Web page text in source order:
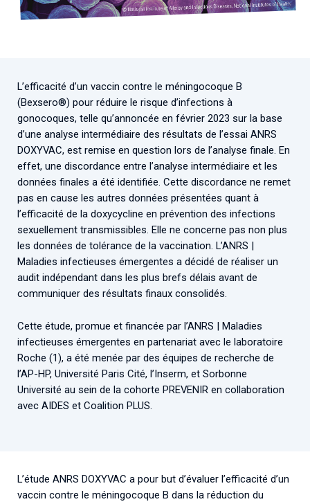
Associations de patient.e.s
L’efficacité d’un vaccin contre le méningocoque B
(Bexsero®) pour réduire le risque d’infections à
gonocoques, telle qu’annoncée en février 2023 sur la base
d’une analyse intermédiaire des résultats de l’essai ANRS
DOXYVAC, est remise en question lors de l’analyse finale. En
effet, une discordance entre l’analyse intermédiaire et les
données finales a été identifiée. Cette discordance ne remet
pas en cause les autres données présentées quant à
l’efficacité de la doxycycline en prévention des infections
sexuellement transmissibles. Elle ne concerne pas non plus
les données de tolérance de la vaccination. L’ANRS |
Maladies infectieuses émergentes a décidé de réaliser un
audit indépendant dans les plus brefs délais avant de
communiquer des résultats finaux consolidés.
Cette étude, promue et financée par l’ANRS | Maladies
infectieuses émergentes en partenariat avec le laboratoire
Roche (1), a été menée par des équipes de recherche de
l’AP-HP, Université Paris Cité, l’Inserm, et Sorbonne
Université au sein de la cohorte PREVENIR en collaboration
avec AIDES et Coalition PLUS.
L’étude ANRS DOXYVAC a pour but d’évaluer l’efficacité d’un
vaccin contre le méningocoque B dans la réduction du